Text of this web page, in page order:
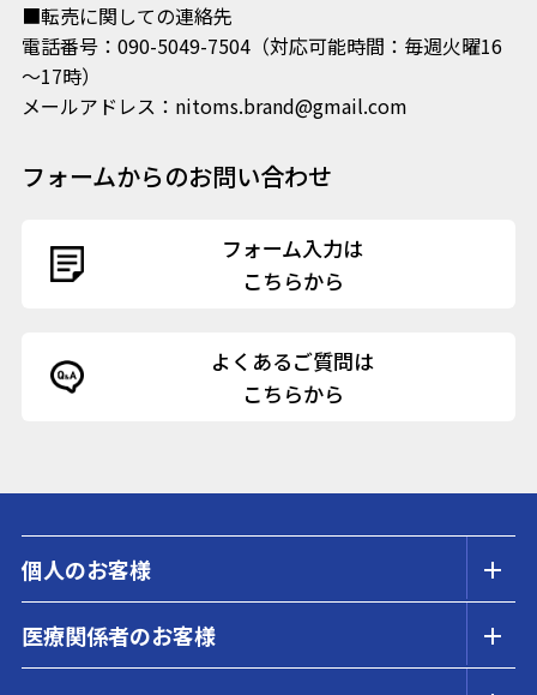
■転売に関しての連絡先
電話番号：090-5049-7504（対応可能時間：毎週火曜16
～17時）
メールアドレス：nitoms.brand@gmail.com
フォームからのお問い合わせ
フォーム入力は
こちらから
よくあるご質問は
こちらから
個人のお客様
医療関係者のお客様